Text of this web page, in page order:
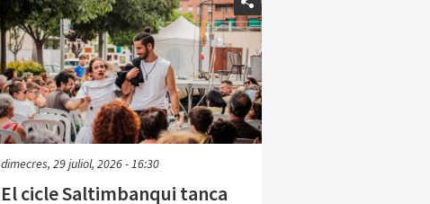
dimecres, 29 juliol, 2026 - 16:30
El cicle Saltimbanqui tanca